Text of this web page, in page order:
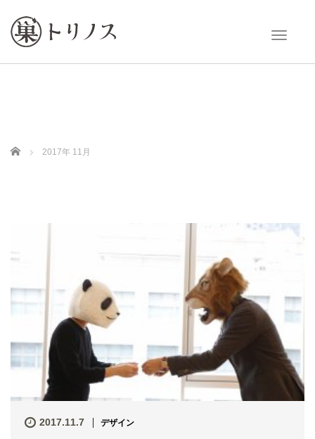
T
g
o
Home 2017年 11月
2017.11.7 デザイン